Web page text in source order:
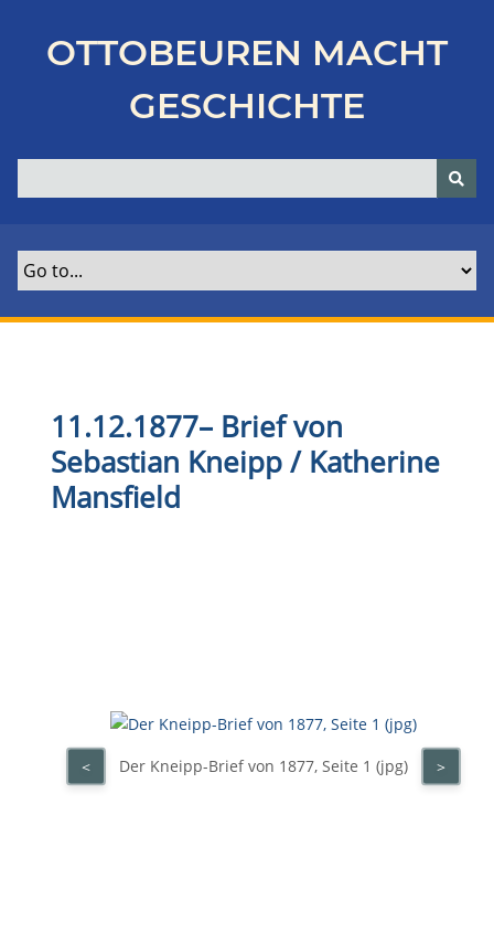
p
OTTOBEUREN MACHT
GESCHICHTE
11.12.1877– Brief von
Sebastian Kneipp / Katherine
Mansfield
Der Kneipp-Brief von 1877, Seite 1 (jpg)
< >